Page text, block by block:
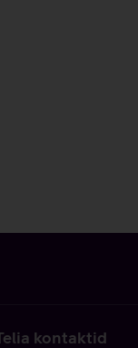
kontaktid